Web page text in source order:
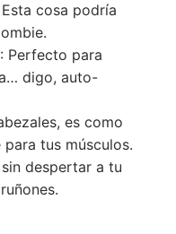
Esta cosa podría
: Perfecto para
digo, auto-
es como
tus músculos.
despertar a tu